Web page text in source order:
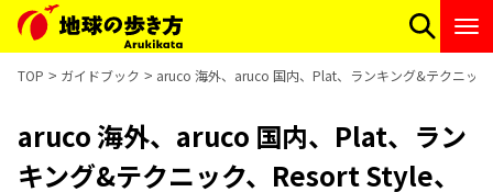
TOP ガイドブック aruco 海外、aruco 国内、Plat、ランキング&テクニッ
aruco 海外、aruco 国内、Plat、ラン
キング&テクニック、Resort Style、